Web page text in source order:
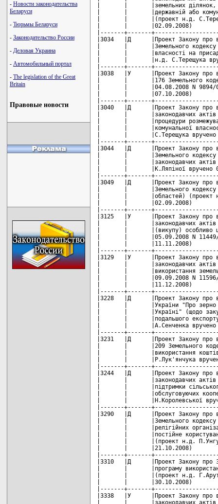
- Новости законодательства
Беларуси
- Тюрьмы Беларуси
- Законодательство России
- Деловая Украина
- Автомобильный портал
- The legislation of the Great
Britain
Правовые новости